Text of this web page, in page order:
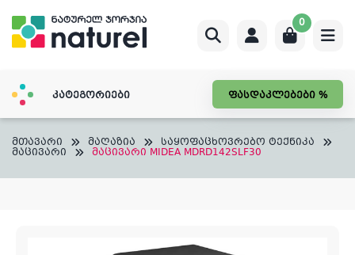
content
0
კატეგორიები ფასდაკლებები %
მთავარი მაღაზია საყოფაცხოვრებო ტექნიკა
მაცივარი მაცივარი MIDEA MDRD142SLF30